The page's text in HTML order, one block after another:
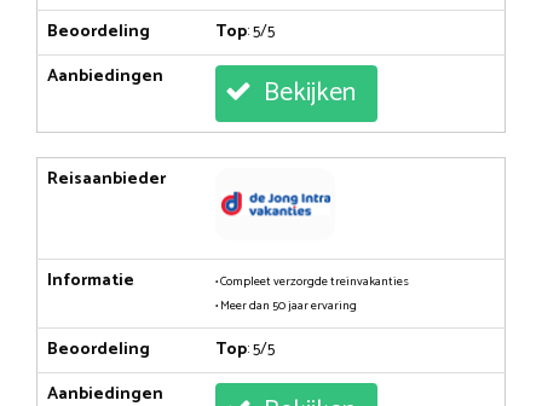
Beoordeling Top: 5/5
Aanbiedingen
Bekijken
Reisaanbieder
Informatie
• Compleet verzorgde treinvakanties
• Meer dan 50 jaar ervaring
Beoordeling Top: 5/5
Aanbiedingen